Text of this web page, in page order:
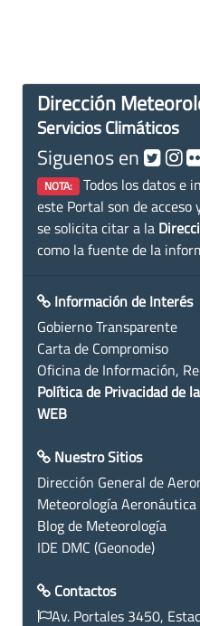
Dirección
Servicios Climáticos
Siguenos en
NOTA: Todos los datos e
este Portal son de
se solicita citar a la
como la fuente de la
Información de Interés
Gobierno Transparente
Carta de Compromiso
Oficina de Información,
Política de Privacidad de
WEB
Nuestro Sitios
Dirección General de
Meteorología Aeronáutica
Blog de Meteorología
IDE DMC (Geonode)
Contactos
Av. Portales 3450,